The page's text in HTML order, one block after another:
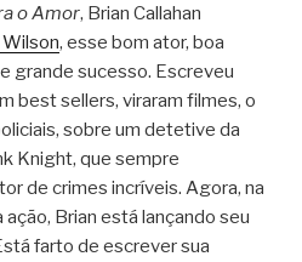
o Amor, Brian Callahan
, esse bom ator, boa
grande sucesso. Escreveu
best sellers, viraram filmes, o
sobre um detetive da
Knight, que sempre
de crimes incríveis. Agora, na
Brian está lançando seu
farto de escrever sua